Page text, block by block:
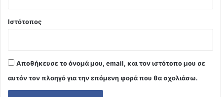
Ιστότοπος
Αποθήκευσε το όνομά μου, email, και τον ιστότοπο μου σε
αυτόν τον πλοηγό για την επόμενη φορά που θα σχολιάσω.